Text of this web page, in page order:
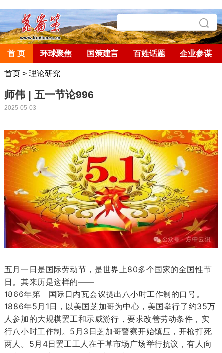
首 页 环球聚焦 国策建言 百姓话题 企业参谋
首页> 理论研究
师伟 | 五一节论996
2025-05-03
五月一日是国际劳动节，是世界上80多个国家的全国性节
日。其来历是这样的——
1866年第一国际日内瓦会议提出八小时工作制的口号。
1886年5月1日，以美国芝加哥为中心，美国举行了约35万
人参加的大规模罢工和示威游行，要求改善劳动条件，实
行八小时工作制。5月3日芝加哥警察开始镇压，开枪打死
两人。5月4日罢工工人在干草市场广场举行抗议，有人向